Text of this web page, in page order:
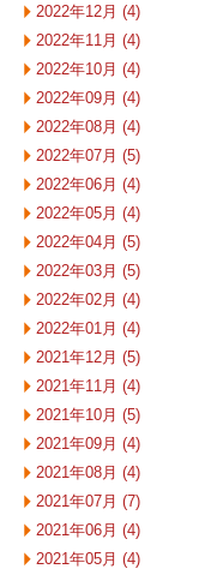
2022年12月 (4)
2022年11月 (4)
2022年10月 (4)
2022年09月 (4)
2022年08月 (4)
2022年07月 (5)
2022年06月 (4)
2022年05月 (4)
2022年04月 (5)
2022年03月 (5)
2022年02月 (4)
2022年01月 (4)
2021年12月 (5)
2021年11月 (4)
2021年10月 (5)
2021年09月 (4)
2021年08月 (4)
2021年07月 (7)
2021年06月 (4)
2021年05月 (4)